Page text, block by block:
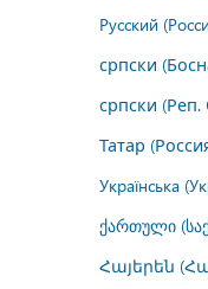
Русский
српски
српски
Татар
Українська
ქართული
Հայերեն